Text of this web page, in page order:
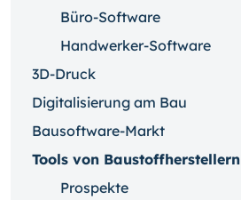
Büro-Software
Handwerker-Software
3D-Druck
Digitalisierung am Bau
Bausoftware-Markt
Tools von Baustoffherstellern
Prospekte